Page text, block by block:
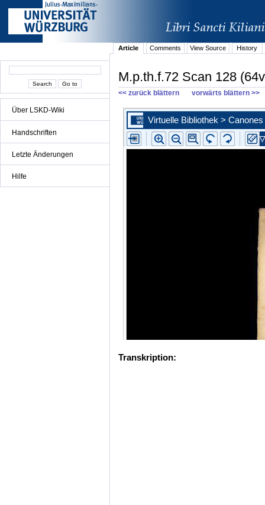
Über LSKD-Wiki
Handschriften
Letzte Änderungen
Hilfe
Article Comments View Source History
M.p.th.f.72 Scan 128
<< zurück blättern vorwärts blättern >>
Transkription: